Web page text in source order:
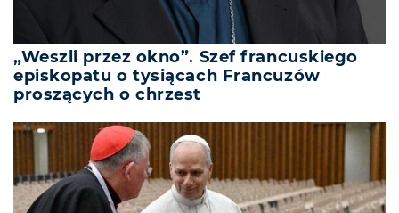
„Weszli przez okno”. Szef francuskiego
episkopatu o tysiącach Francuzów
proszących o chrzest